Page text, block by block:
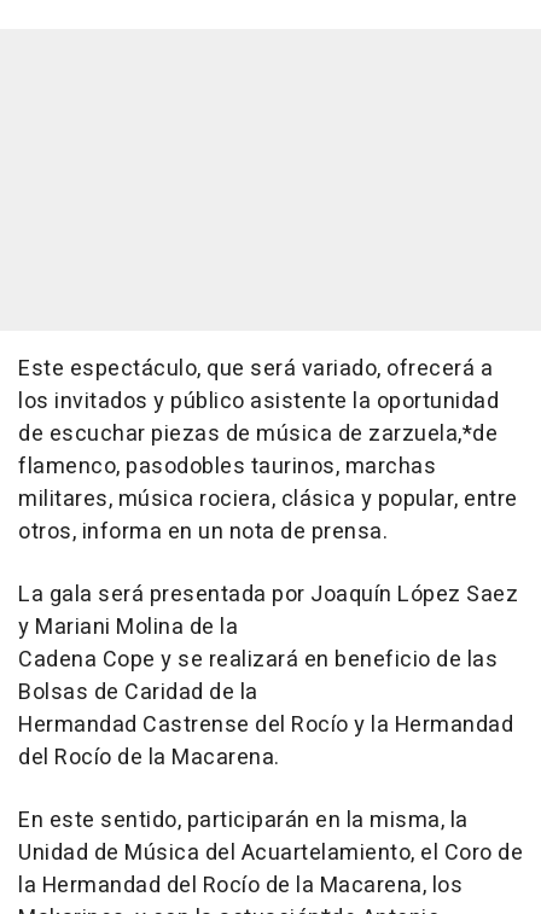
Este espectáculo, que será variado, ofrecerá a
los invitados y público asistente la oportunidad
de escuchar piezas de música de zarzuela,*de
flamenco, pasodobles taurinos, marchas
militares, música rociera, clásica y popular, entre
otros, informa en un nota de prensa.
La gala será presentada por Joaquín López Saez
y Mariani Molina de la
Cadena Cope y se realizará en beneficio de las
Bolsas de Caridad de la
Hermandad Castrense del Rocío y la Hermandad
del Rocío de la Macarena.
En este sentido, participarán en la misma, la
Unidad de Música del Acuartelamiento, el Coro de
la Hermandad del Rocío de la Macarena, los